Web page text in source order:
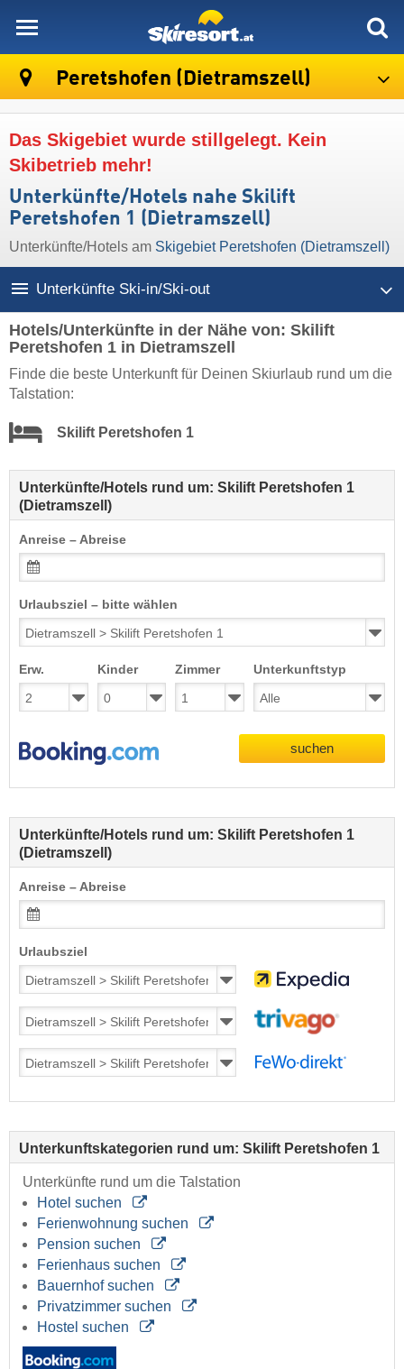
Peretshofen (Dietramszell)
Das Skigebiet wurde stillgelegt. Kein
Skibetrieb mehr!
Unterkünfte/Hotels nahe Skilift
Peretshofen 1 (Dietramszell)
Unterkünfte/Hotels am Skigebiet Peretshofen (Dietramszell)
Unterkünfte Ski-in/Ski-out
Hotels/Unterkünfte in der Nähe von: Skilift
Peretshofen 1 in Dietramszell
Finde die beste Unterkunft für Deinen Skiurlaub rund um die
Talstation:
Skilift Peretshofen 1
Unterkünfte/Hotels rund um: Skilift Peretshofen 1
(Dietramszell)
Anreise – Abreise
Urlaubsziel – bitte wählen
Erw. Kinder Zimmer Unterkunftstyp
suchen
Unterkünfte/Hotels rund um: Skilift Peretshofen 1
(Dietramszell)
Anreise – Abreise
Urlaubsziel
Unterkunftskategorien rund um: Skilift Peretshofen 1
Unterkünfte rund um die Talstation
Hotel suchen
Ferienwohnung suchen
Pension suchen
Ferienhaus suchen
Bauernhof suchen
Privatzimmer suchen
Hostel suchen